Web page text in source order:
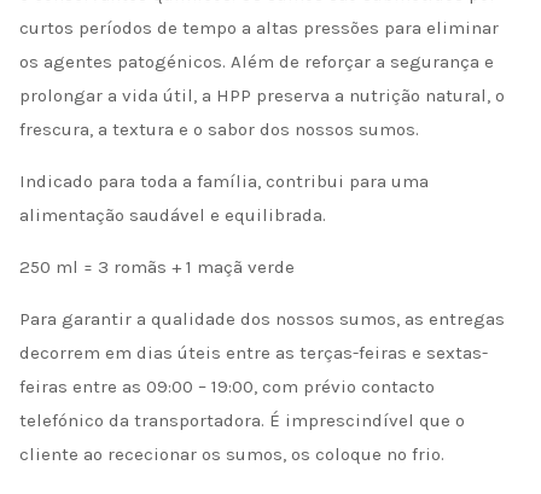
curtos períodos de tempo a altas pressões para eliminar
os agentes patogénicos. Além de reforçar a segurança e
prolongar a vida útil, a HPP preserva a nutrição natural, o
frescura, a textura e o sabor dos nossos sumos.
Indicado para toda a família, contribui para uma
alimentação saudável e equilibrada.
250 ml = 3 romãs + 1 maçã verde
Para garantir a qualidade dos nossos sumos, as entregas
decorrem em dias úteis entre as terças-feiras e sextas-
feiras entre as 09:00 – 19:00, com prévio contacto
telefónico da transportadora. É imprescindível que o
cliente ao rececionar os sumos, os coloque no frio.